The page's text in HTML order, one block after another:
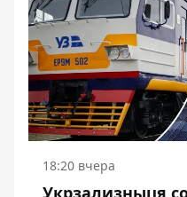
18:20 вчера
Укрзализныця